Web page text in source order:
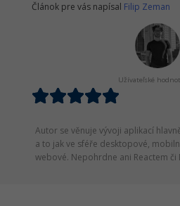
Článok pre vás napísal Filip Zeman
Užívateľské
Autor se věnuje vývoji aplikací
a to jak ve sféře desktopové,
webové. Nepohrdne ani Reactem či